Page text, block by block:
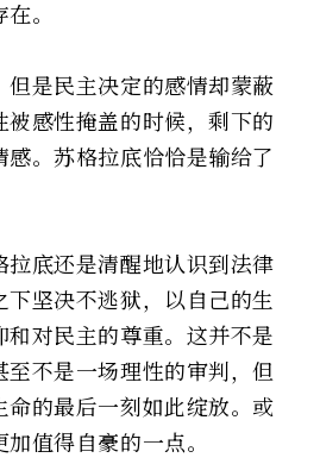
。
是民主决定的感情却蒙蔽
感性掩盖的时候，剩下的
。苏格拉底恰恰是输给了
底还是清醒地认识到法律
坚决不逃狱，以自己的生
对民主的尊重。这并不是
不是一场理性的审判，但
的最后一刻如此绽放。或
值得自豪的一点。